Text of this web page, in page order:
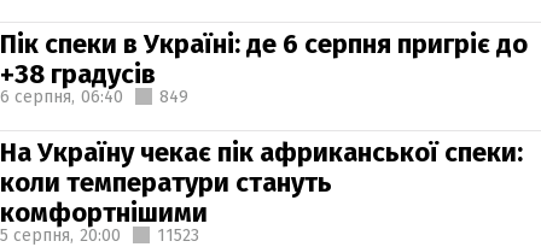
Пік спеки в Україні: де 6 серпня пригріє до
+38 градусів
6 серпня, 06:40 849
На Україну чекає пік африканської спеки:
коли температури стануть
комфортнішими
5 серпня, 20:00 11523